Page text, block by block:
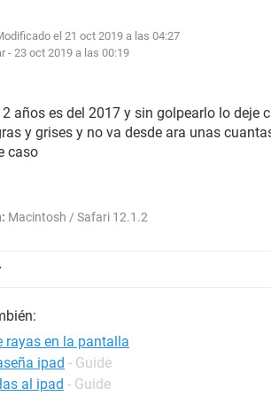
el 21 oct 2019 a las 04:27
- 23 oct 2019 a las 00:19
años es del 2017 y sin golpearlo lo deje
y grises y no va desde ara unas
caso
Macintosh / Safari 12.1.2
rayas en la pantalla
ipad - Guide
al ipad - Guide